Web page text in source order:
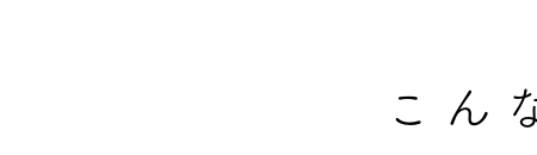
こん